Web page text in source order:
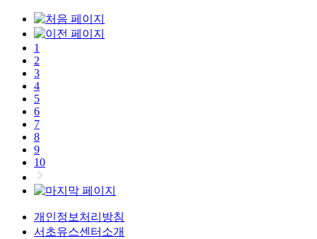
1
2
3
4
5
6
7
8
9
10
개인정보처리방침
서초유스센터소개